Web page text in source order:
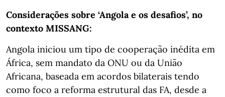
Considerações sobre ‘Angola e os desafios’, no
contexto MISSANG:
Angola iniciou um tipo de cooperação inédita em
África, sem mandato da ONU ou da União
Africana, baseada em acordos bilaterais tendo
como foco a reforma estrutural das FA, desde a